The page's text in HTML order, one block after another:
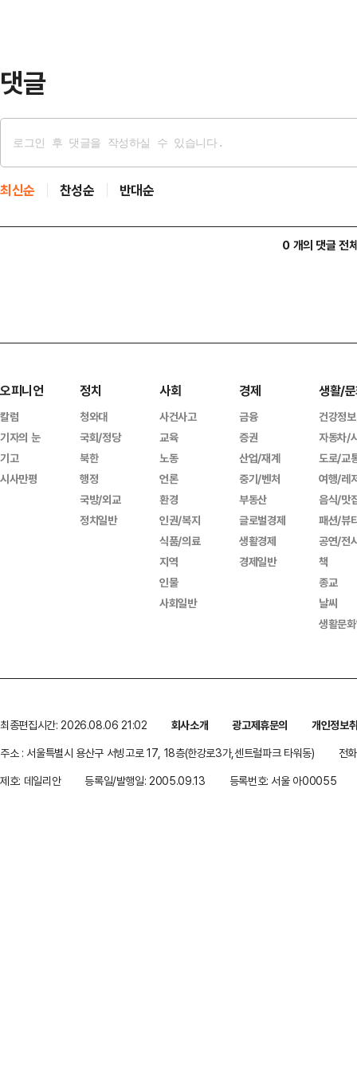
댓글
최신순 찬성순 반대순
0 개의 댓글 전
오피니언
칼럼
기자의 눈
기고
시사만평
정치
청와대
국회/정당
북한
행정
국방/외교
정치일반
사회
사건사고
교육
노동
언론
환경
인권/복지
식품/의료
지역
인물
사회일반
경제
금융
증권
산업/재계
중기/벤처
부동산
글로벌경제
생활경제
경제일반
생활/
건강정보
자동차/
도로/교
여행/레
음식/맛
패션/뷰
공연/전
책
종교
날씨
생활문
최종편집시간: 2026.08.06 21:02 회사소개 광고제휴문의
개인정보
주소 : 서울특별시 용산구 서빙고로 17, 18층(한강로3가,센트럴파크 타워동)
전
제호: 데일리안
등록일/발행일: 2005.09.13 등록번호: 서울 아00055